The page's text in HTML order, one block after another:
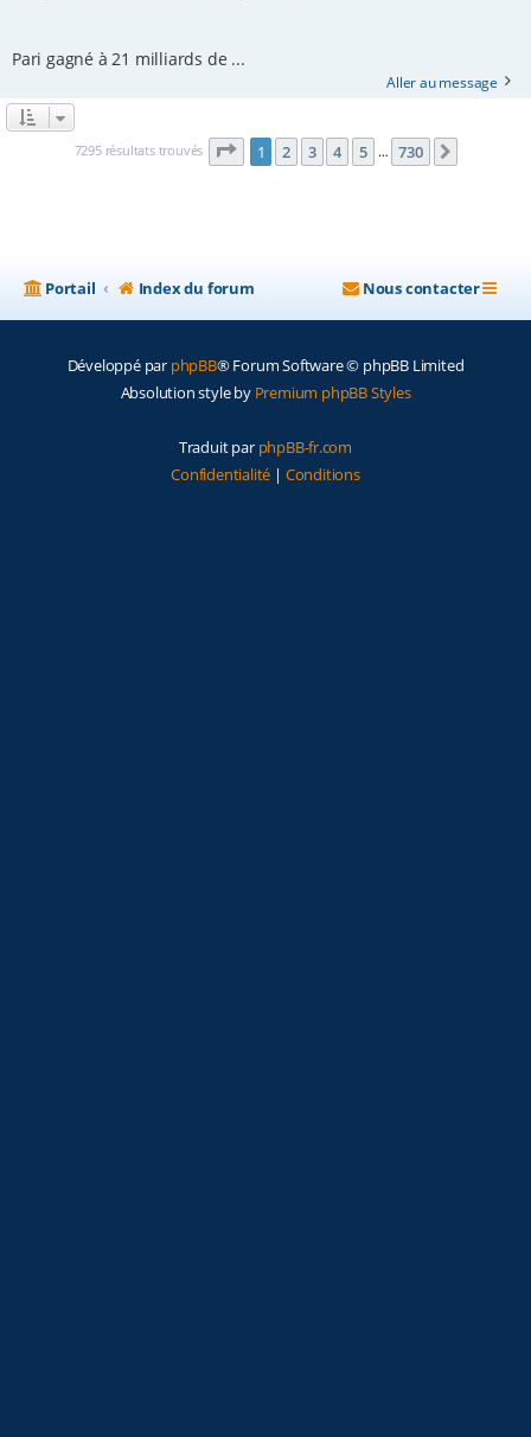
Pari gagné à 21 milliards de ...
Aller au message
7295 résultats trouvés Page 1sur730
1 2 3 4 5 … 730
Portail Index du forum Nous contacter
Développé par phpBB® Forum Software © phpBB Limited
Absolution style by Premium phpBB Styles
Traduit par phpBB-fr.com
Confidentialité | Conditions